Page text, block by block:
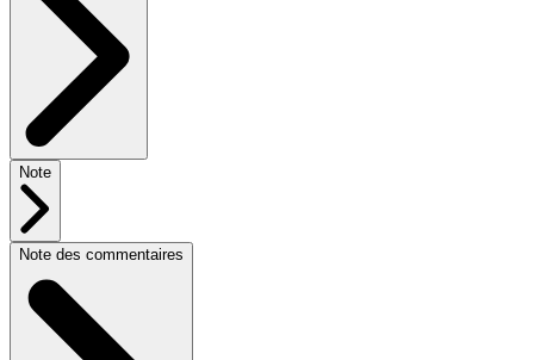
Note
Note des commentaires